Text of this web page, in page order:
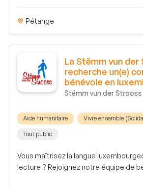
Pétange
La Stëmm vun
recherche un(e)
bénévole en
Stëmm vun der Strooss
Aide humanitaire Vivre ensemble
Tout public
Vous maîtrisez la langue
lecture ? Rejoignez notre équipe de